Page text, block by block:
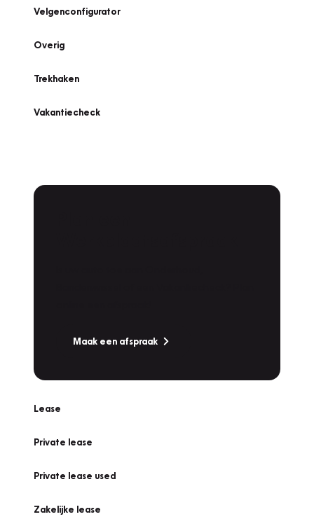
Velgenconfigurator
Overig
Trekhaken
Vakantiecheck
Maak een afspraak
Lease
Private lease
Private lease used
Zakelijke lease